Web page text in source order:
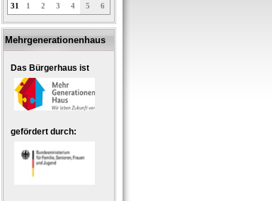
31
1 2 3 4 5 6
Mehrgenerationenhaus
Das Bürgerhaus ist
gefördert durch: